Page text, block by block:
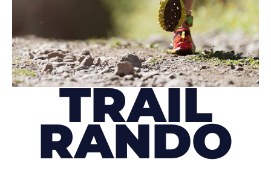
TRAIL
RANDO